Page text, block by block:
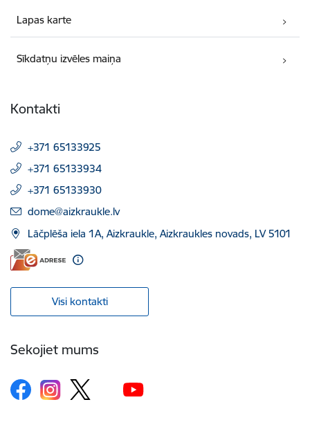
Lapas karte
Sīkdatņu izvēles maiņa
Kontakti
+371 65133925
+371 65133934
+371 65133930
E-pasts:
dome@aizkraukle.lv
Lāčplēša iela 1A, Aizkraukle, Aizkraukles novads, LV 5101
Visi kontakti
Sekojiet mums